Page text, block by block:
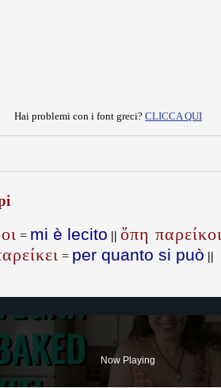
Hai problemi con i font greci? CLICCA QUI
= mi è lecito || ὅπη παρείκοι
= per quanto si può ||
Now Playing